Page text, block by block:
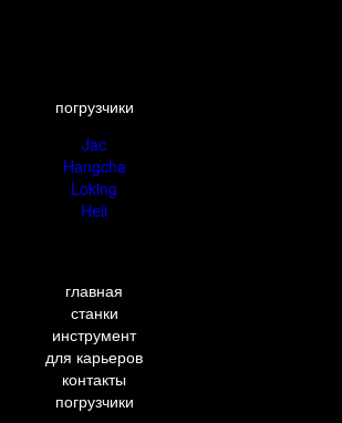
погрузчики
Jac
Hangcha
Loking
Heli
главная
станки
инструмент
для карьеров
контакты
погрузчики